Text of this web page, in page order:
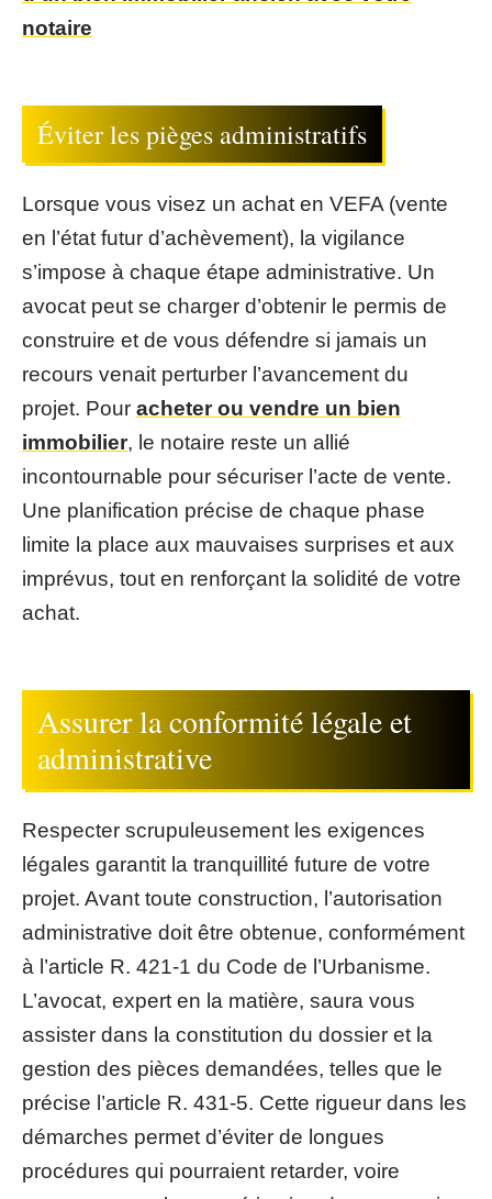
notaire
Éviter les pièges administratifs
Lorsque vous visez un achat en VEFA (vente
en l’état futur d’achèvement), la vigilance
s’impose à chaque étape administrative. Un
avocat peut se charger d’obtenir le permis de
construire et de vous défendre si jamais un
recours venait perturber l’avancement du
projet. Pour acheter ou vendre un bien
immobilier, le notaire reste un allié
incontournable pour sécuriser l’acte de vente.
Une planification précise de chaque phase
limite la place aux mauvaises surprises et aux
imprévus, tout en renforçant la solidité de votre
achat.
Assurer la conformité légale et
administrative
Respecter scrupuleusement les exigences
légales garantit la tranquillité future de votre
projet. Avant toute construction, l’autorisation
administrative doit être obtenue, conformément
à l’article R. 421-1 du Code de l’Urbanisme.
L’avocat, expert en la matière, saura vous
assister dans la constitution du dossier et la
gestion des pièces demandées, telles que le
précise l’article R. 431-5. Cette rigueur dans les
démarches permet d’éviter de longues
procédures qui pourraient retarder, voire